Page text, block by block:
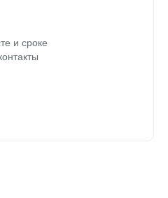
и сроке